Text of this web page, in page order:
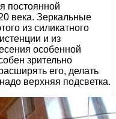
постоянной
века. Зеркальные
из силикатного
и из
особенной
зрительно
его, делать
верхняя подсветка.